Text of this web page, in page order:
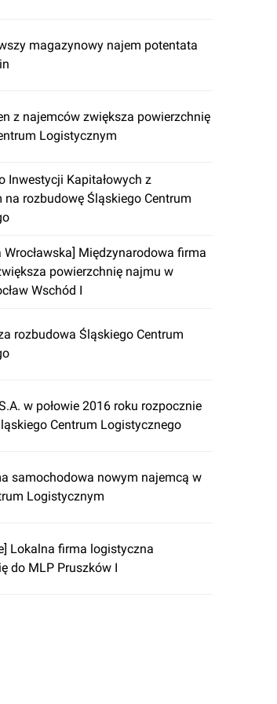
magazynowy najem potentata
z najemców zwiększa powierzchnię
Logistycznym
Inwestycji Kapitałowych z
na rozbudowę Śląskiego Centrum
Wrocławska] Międzynarodowa firma
powierzchnię najmu w
Wschód I
rozbudowa Śląskiego Centrum
w połowie 2016 roku rozpocznie
Centrum Logistycznego
samochodowa nowym najemcą w
Logistycznym
Lokalna firma logistyczna
do MLP Pruszków I